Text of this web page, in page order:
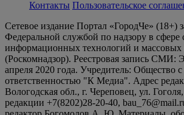
Контакты Пользовательское
Сетевое издание Портал «ГородЧе» (18+)
Федеральной службой по надзору в сфере
информационных технологий и
(Роскомнадзор). Реестровая запись СМИ:
апреля 2020 года. Учредитель: Общество
ответственностью "К Медиа". Адрес
Вологодская обл., г. Череповец, ул.
редакции +7(8202)28-20-40,